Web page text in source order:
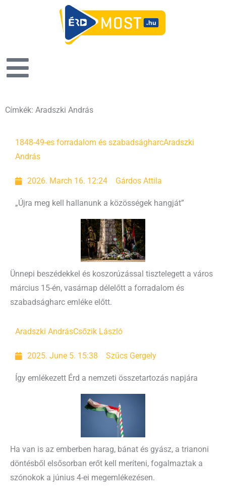
Címkék: Aradszki András
1848-49-es forradalom és szabadságharcAradszki
András
2026. March 16. 12:24 Gárdos Attila
„Újra meg kell hallanunk a közösségek hangját”
Ünnepi beszédekkel és koszorúzással tisztelegett a város
március 15-én, vasárnap délelőtt a forradalom és
szabadságharc emléke előtt.
Aradszki AndrásCsőzik László
2025. June 5. 15:38 Szűcs Gergely
Így emlékezett Érd a nemzeti összetartozás napjára
Ha van is az emberben harag, bánat és gyász, a trianoni
döntésből elsősorban erőt kell meríteni, fogalmaztak a
szónokok a június 4-ei megemlékezésen.